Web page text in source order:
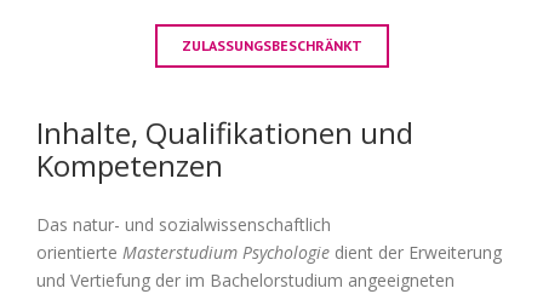
ZULASSUNGSBESCHRÄNKT
Inhalte, Qualifikationen und
Kompetenzen
Das natur- und sozialwissenschaftlich
orientierte Masterstudium Psychologie dient der Erweiterung
und Vertiefung der im Bachelorstudium angeeigneten